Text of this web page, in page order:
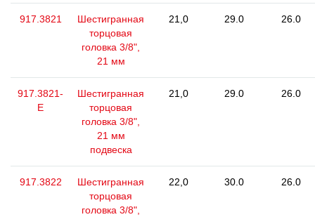
917.3821
Шестигранная
торцовая
головка 3/8",
21 мм
21,0 29.0 26.0
917.3821-
E
Шестигранная
торцовая
головка 3/8",
21 мм
подвеска
21,0 29.0 26.0
917.3822
Шестигранная
торцовая
головка 3/8",
22,0 30.0 26.0